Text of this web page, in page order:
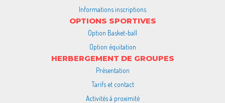
Informations inscriptions
OPTIONS SPORTIVES
Option Basket-ball
Option équitation
HERBERGEMENT DE GROUPES
Présentation
Tarifs et contact
Activités à proximité